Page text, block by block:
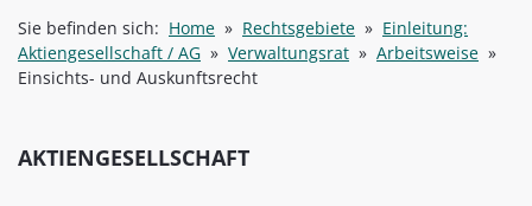
Sie befinden sich: Home » Rechtsgebiete » Einleitung:
Aktiengesellschaft / AG » Verwaltungsrat » Arbeitsweise »
Einsichts- und Auskunftsrecht
AKTIENGESELLSCHAFT